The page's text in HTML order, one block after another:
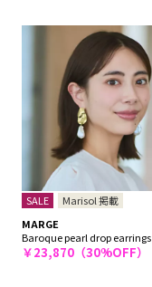
SALE
Marisol 掲載
MARGE
Baroque pearl drop earrings
￥23,870（30%OFF）